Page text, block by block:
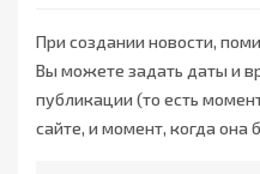
При создании новости,
Вы можете задать даты и
публикации (то есть
сайте, и момент, когда она